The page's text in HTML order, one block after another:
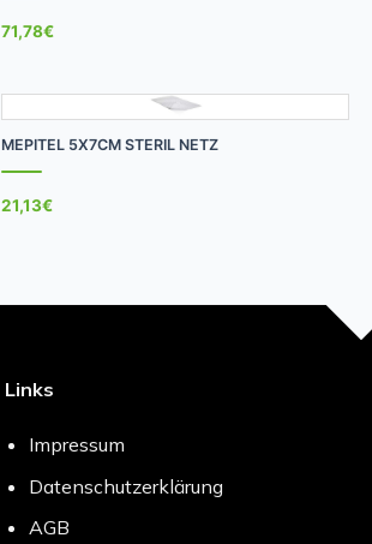
71,78€
MEPITEL 5X7CM STERIL NETZ
21,13€
Links
Impressum
Datenschutzerklärung
AGB